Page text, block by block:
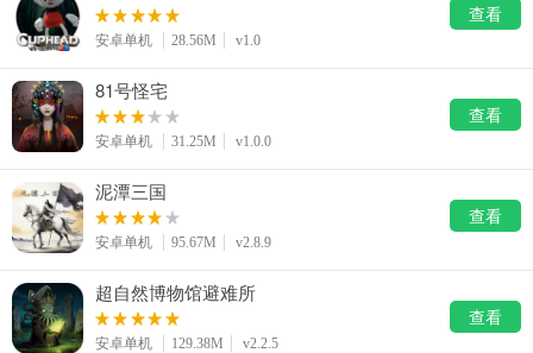
系统工具
644款应用
53款应用
ai工具
334款应用
娱乐资讯
96款应用
安卓单机 28.56M v1.0
查看
81号怪宅
安卓单机 31.25M v1.0.0
查看
泥潭三国
安卓单机 95.67M v2.8.9
查看
超自然博物馆避难所
安卓单机 129.38M v2.2.5
查看